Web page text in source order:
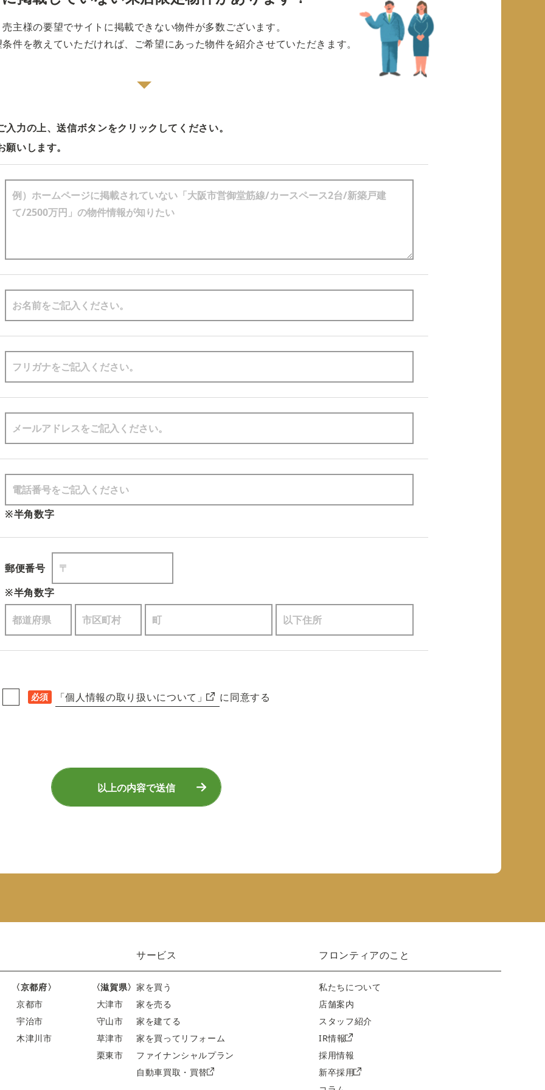
売主様の要望でサイトに掲載できない物件が多数ございます。
件を教えていただければ、ご希望にあった物件を紹介させていただきます。
力の上、送信ボタンをクリックしてください。
いします。
※半角数字
郵便番号
※半角数字
必須 「個人情報の取り扱いについて」 に同意する
以上の内容で送信
〈京都府〉
京都市
宇治市
木津川市
〈滋賀県〉
大津市
守山市
草津市
栗東市
サービス
家を買う
家を売る
家を建てる
家を買ってリフォーム
ファイナンシャルプラン
自動車買取・買替
フロンティアのこと
私たちについて
店舗案内
スタッフ紹介
IR情報
採用情報
新卒採用